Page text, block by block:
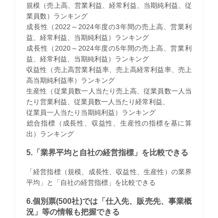
規模（売上高、営業利益、経常利益、当期純利益、従
業員数）ランキング
成長性（2022～2024年度の3年間の売上高、営業利
益、経常利益、当期純利益）ランキング
成長性（2020～2024年度の5年間の売上高、営業利
益、経常利益、当期純利益）ランキング
収益性（売上高営業利益率、売上高経常利益率、売上
高当期純利益率）ランキング
生産性（従業員数一人当たり売上高、従業員数一人当
たり営業利益、従業員数一人当たり経常利益、
従業員一人当たり当期純利益）ランキング
​総合指標（成長性、収益性、生産性の指標を基に算
出）ランキング
5.「業界平均と自社の経営指標」を比較できる
「経営指標（規模、成長性、収益性、生産性）の業界
平均」と「自社の経営指標」を比較できる
6.個別票(500社)では「仕入先、販売先、事業概
況」等の情報も把握できる